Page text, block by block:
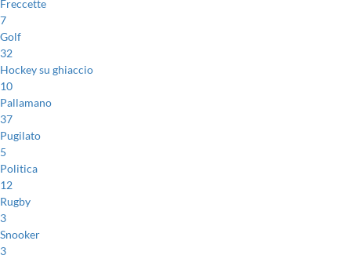
Freccette
7
Golf
32
Hockey su ghiaccio
10
Pallamano
37
Pugilato
5
Politica
12
Rugby
3
Snooker
3